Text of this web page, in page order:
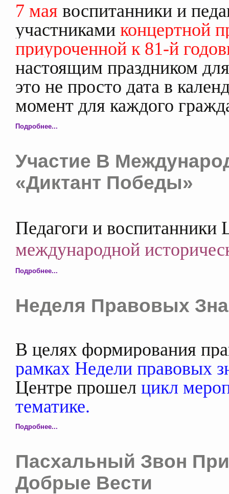
7 мая воспитанники и
участниками концертной
приуроченной к 81-й
настоящим праздником
это не просто дата в
момент для каждого
Подробнее...
Участие В
«Диктант Победы»
Педагоги и воспитанники
международной
Подробнее...
Неделя Правовых
В целях формирования
рамках Недели правовых
Центре прошел цикл
тематике.
Подробнее...
Пасхальный Звон
Добрые Вести